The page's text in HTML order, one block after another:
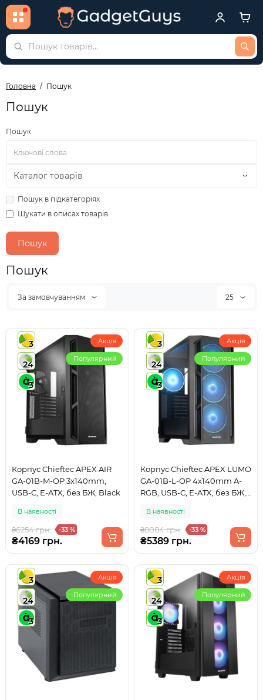
Головна Пошук
Пошук
Пошук
Пошук в підкатегоріях
Шукати в описах товарів
Пошук
За замовчуванням 25
3
24
3
Акція
Популярний
Корпус Chieftec APEX AIR
GA-01B-M-OP 3x140mm,
USB-C, E-ATX, без БЖ, Black
В наявності
₴6254 грн. -33 %
₴4169 грн.
3
24
3
Акція
Популярний
Корпус Chieftec APEX LUMO
GA-01B-L-OP 4x140mm A-
RGB, USB-C, E-ATX, без БЖ,
В наявності
₴8084 грн. -33 %
₴5389 грн.
3
24
3
Акція
Популярний
3
24
3
Акція
Популярний